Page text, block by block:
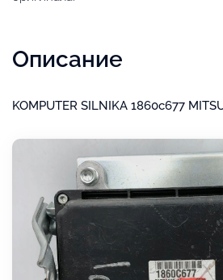
Описание
KOMPUTER SILNIKA 1860c677